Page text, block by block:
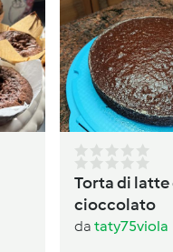
Torta di latte
cioccolato
da taty75viola